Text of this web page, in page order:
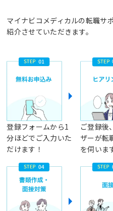
マイナビコメディカルの転職サ
紹介させていただきます。
登録フォームから1
分ほどでご入力いた
だけます！
ご登録後
ザーが転
を伺いま